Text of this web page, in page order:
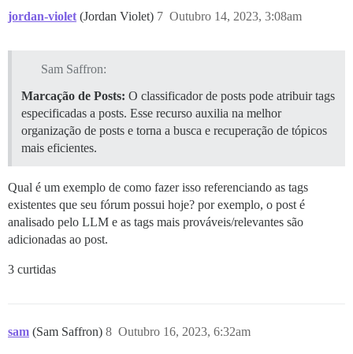
jordan-violet (Jordan Violet) Outubro 14, 2023, 3:08am
7
Sam Saffron:
Marcação de Posts: O classificador de posts pode atribuir tags
especificadas a posts. Esse recurso auxilia na melhor
organização de posts e torna a busca e recuperação de tópicos
mais eficientes.
Qual é um exemplo de como fazer isso referenciando as tags
existentes que seu fórum possui hoje? por exemplo, o post é
analisado pelo LLM e as tags mais prováveis/relevantes são
adicionadas ao post.
3 curtidas
sam (Sam Saffron) Outubro 16, 2023, 6:32am
8